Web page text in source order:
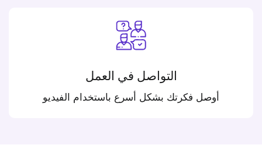
التواصل في العمل
أوصل فكرتك بشكل أسرع باستخدام الفيديو